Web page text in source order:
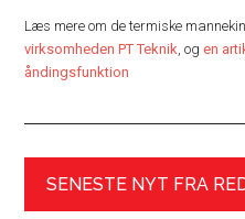
Læs mere om de termiske
virksomheden PT Teknik , ogen
åndingsfunktion
SENESTE NYT FRA